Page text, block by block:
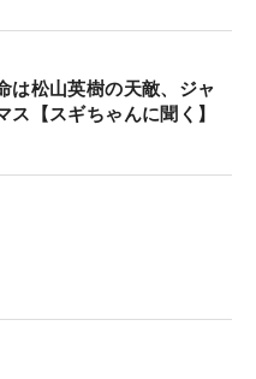
は松山英樹の天敵、ジャ
ス【スギちゃんに聞く】